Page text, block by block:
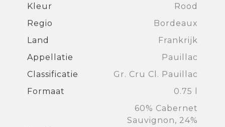
Kleur
Rood
Regio
Bordeaux
Land
Frankrijk
Appellatie
Pauillac
Classificatie
Gr. Cru Cl. Pauillac
Formaat
0.75 l
60% Cabernet
Sauvignon, 24%